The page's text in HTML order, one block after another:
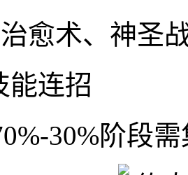
愈术、神圣
能连招
30%阶段